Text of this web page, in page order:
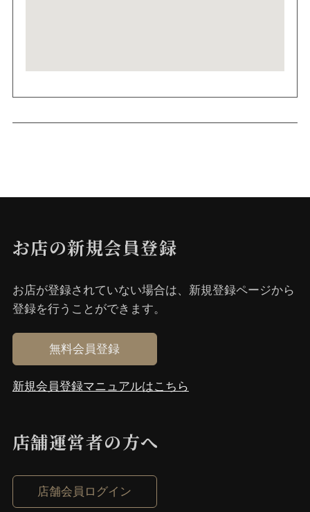
お店の新規会員登録
お店が登録されていない場合は、新規登録ページから
登録を⾏うことができます。
無料会員登録
新規会員登録マニュアルはこちら
店舗運営者の⽅へ
店舗会員ログイン